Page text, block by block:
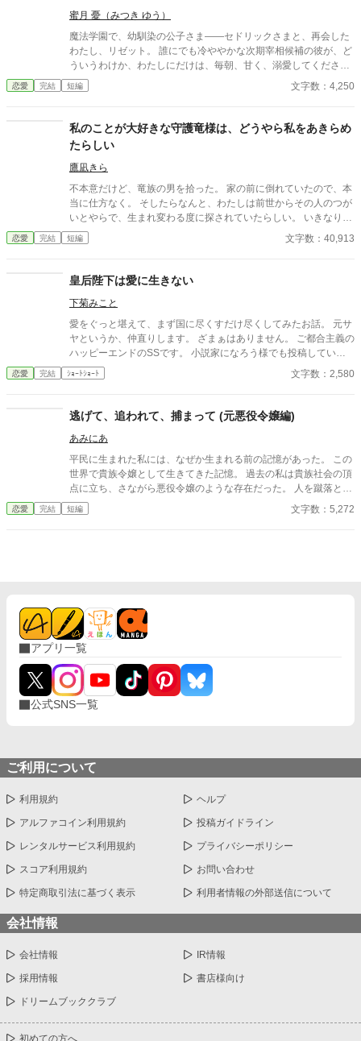
の澄んだ水音の意味だけが、わからない
蜜月 憂（みつき ゆう）
魔法学園で、幼馴染の公子さま――セドリックさまと、再会した
わたし、リゼット。 誰にでも冷ややかな次期宰相候補の彼が、ど
ういうわけか、わたしにだけは、毎朝、甘く、溺愛してください
ます。 ――ただ一つ。 彼は、登校前、必ず、古い庭の『水琴窟』
に、そっと、手を浸すのです。 こぉん……と、澄んだ水音が、ひ
行かせてくれません。 あの、澄んだ水音の意味だけが、わたしに
は、どうしても、わからないのです。 ※二人にとっては、最初か
ら最後までハッピーエンドです。 ※ほの暗いホラー風味（未来を
視る公子の、静かで一途な執着）がありますが、ヒロインは絶対
に傷つかず、幼馴染に深く愛されて幸せなままの物語です。幽霊
やお化けは出ません。
恋愛 完結 短編 文字数：4,250
私のことが大好きな守護竜様は、どうやら私をあきらめ
たらしい
鷹凪きら
不本意だけど、竜族の男を拾った。 家の前に倒れていたので、本
当に仕方なく。 そしたらなんと、わたしは前世からその人のつが
いとやらで、生まれ変わる度に探されていたらしい。 いきなり連
れて帰りたいなんて言われても、無理ですから。 そんなふうに優
しくしたってダメですよ？ ほんの少しだけ、心が揺らいだりなん
か？ ※タイトル変更しました。 旧題「家の前で倒れていた竜を拾
ったら、わたしのつがいだと言いだしたので、全力で拒否してみ
た」
恋愛 完結 短編 文字数：40,913
皇后陛下は愛に生きない
下菊みこと
愛をぐっと堪えて、まず国に尽くすだけ尽くしてみたお話。 元サ
ヤというか、仲直りします。 ざまぁはありません。 ご都合主義の
ハッピーエンドのSSです。 小説家になろう様でも投稿していま
す。
恋愛 完結 ｼｮｰﾄｼｮｰﾄ 文字数：2,580
逃げて、追われて、捕まって (元悪役令嬢編)
あみにあ
平民に生まれた私には、なぜか生まれる前の記憶があった。 この
世界で貴族令嬢として生きてきた記憶。 過去の私は貴族社会の頂
点に立ち、さながら悪役令嬢のような存在だった。 人を蹴落と
し、気に食わない女を断罪し、今思えばひどい令嬢だったと思う
わ。 だから今度は平民としての幸せをつかみたい、そう願ってい
恋愛 完結 短編 文字数：5,272
アプリ一覧
公式SNS一覧
ご利用について
利用規約 ヘルプ
アルファコイン利用規約 投稿ガイドライン
レンタルサービス利用規約 プライバシーポリシー
スコア利用規約 お問い合わせ
特定商取引法に基づく表示 利用者情報の外部送信について
会社情報
会社情報 IR情報
採用情報 書店様向け
ドリームブッククラブ
初めての方へ